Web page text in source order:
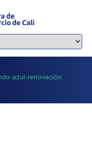
azul-renovación